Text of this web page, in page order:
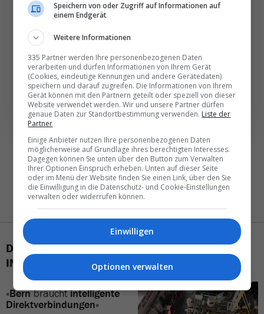
weniger. Bei Travel­news haben Sie die Wahl.
NEWSLETTER ENTDECKEN
DAS KÖNNTE SIE AUCH
INTERESSIEREN
«Bernbrauchtintelligente
Direktverbindungen»
Speichern von oder Zugriff auf Informationen auf
einem Endgerät
Weitere Informationen
335 Partner werden Ihre personenbezogenen Daten
verarbeiten und dürfen Informationen von Ihrem Gerät
(Cookies, eindeutige Kennungen und andere Gerätedaten)
speichern und darauf zugreifen. Die Informationen von Ihrem
Gerät können mit den Partnern geteilt oder speziell von dieser
Website verwendet werden. Wir und unsere Partner dürfen
genaue Daten zur Standortbestimmung verwenden. Liste der
Partner
Einige Anbieter nutzen Ihre personenbezogenen Daten
möglicherweise auf Grundlage ihres berechtigten Interesses.
Dagegen können Sie unten über den Button zum Verwalten
Ihrer Optionen Einspruch erheben. Unten auf dieser Seite
oder im Menü der Website finden Sie einen Link, über den Sie
die Einwilligung in die Datenschutz- und Cookie-Einstellungen
verwalten oder widerrufen können.
Einwilligen
Optionen verwalten